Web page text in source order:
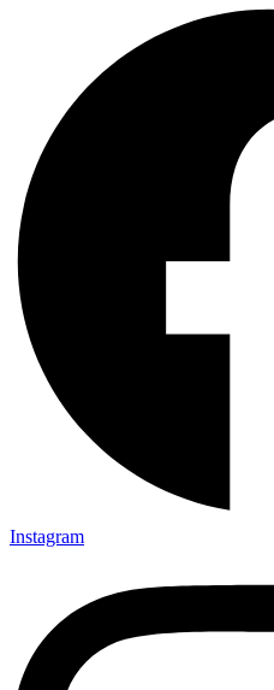
Instagram